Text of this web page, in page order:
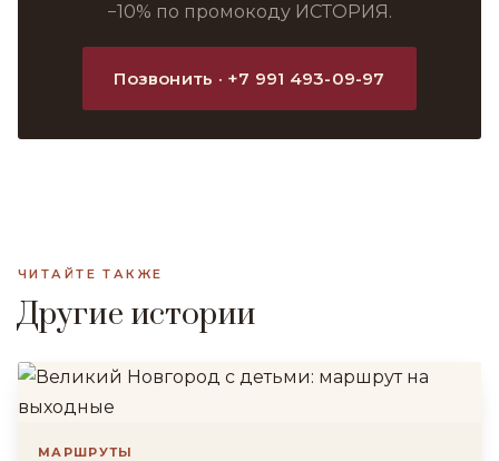
−10% по промокоду ИСТОРИЯ.
Позвонить · +7 991 493-09-97
ЧИТАЙТЕ ТАКЖЕ
Другие истории
МАРШРУТЫ